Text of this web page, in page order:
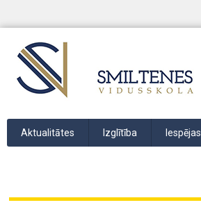
Aktualitātes Izglītība Iespējas